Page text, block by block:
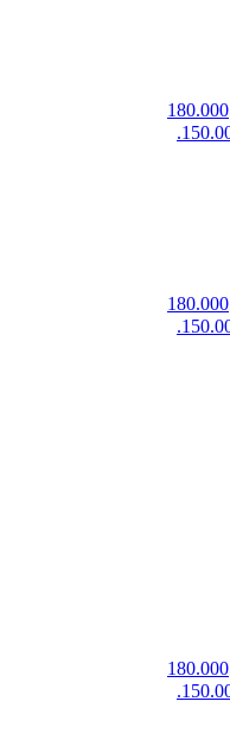
قیمت اصلی: تومان180.000
قیمت اصلی: تومان180.000
قیمت اصلی: تومان180.000